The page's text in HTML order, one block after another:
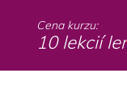
Cena kurzu:
10 lekcií